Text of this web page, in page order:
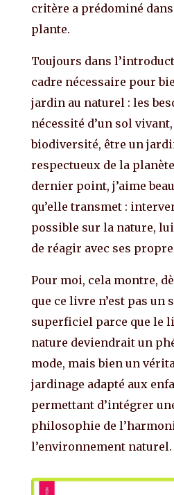
critère a prédominé
plante.
Toujours dans
cadre nécessaire pour
jardin au naturel : les
nécessité d’un sol
biodiversité, être un
respectueux de la
dernier point, j’aime
qu’elle transmet :
possible sur la nature,
de réagir avec ses
Pour moi, cela montre,
que ce livre n’est pas
superficiel parce que le
nature deviendrait un
mode, mais bien un
jardinage adapté aux
permettant d’intégrer
philosophie de
l’environnement naturel.